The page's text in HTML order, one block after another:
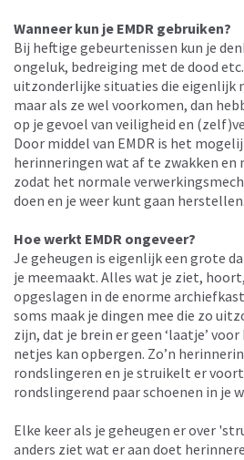
Wanneer kun je EMDR gebruiken?
Bij heftige gebeurtenissen kun je
ongeluk, bedreiging met de dood
uitzonderlijke situaties die eigenlijk
maar als ze wel voorkomen, dan
op je gevoel van veiligheid en
Door middel van EMDR is het
herinneringen wat af te zwakken en
zodat het normale
doen en je weer kunt gaan herstellen.
Hoe werkt EMDR ongeveer?
Je geheugen is eigenlijk een grote
je meemaakt. Alles wat je ziet,
opgeslagen in de enorme
soms maak je dingen mee die zo
zijn, dat je brein er geen ‘laatje’
netjes kan opbergen. Zo’n
rondslingeren en je struikelt er
rondslingerend paar schoenen in je
Elke keer als je geheugen er over
anders ziet wat er aan doet